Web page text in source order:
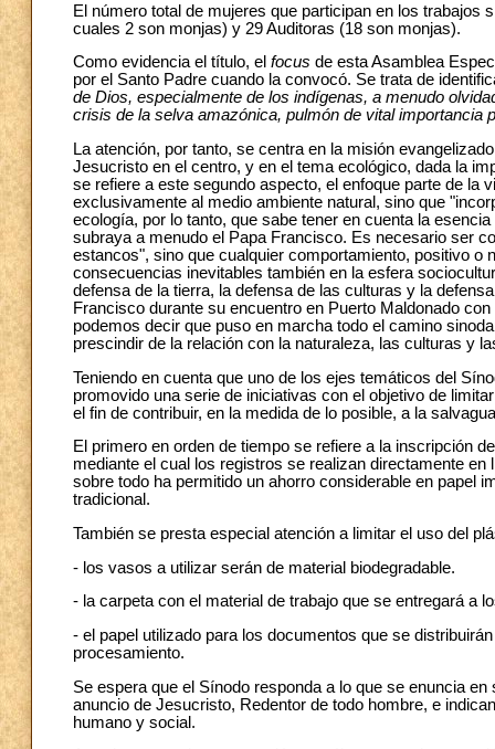
El número total de mujeres que participan en los
cuales 2 son monjas) y 29 Auditoras (18 son monjas).
Como evidencia el título, el focus de esta Asamblea
por el Santo Padre cuando la convocó. Se trata de
de Dios, especialmente de los indígenas, a menudo
crisis de la selva amazónica, pulmón de vital importancia
La atención, por tanto, se centra en la misión
Jesucristo en el centro, y en el tema ecológico, dada la
se refiere a este segundo aspecto, el enfoque parte de la
exclusivamente al medio ambiente natural, sino que
ecología, por lo tanto, que sabe tener en cuenta la
subraya a menudo el Papa Francisco. Es necesario ser
estancos", sino que cualquier comportamiento, positivo o
consecuencias inevitables también en la esfera
defensa de la tierra, la defensa de las culturas y la
Francisco durante su encuentro en Puerto Maldonado
podemos decir que puso en marcha todo el camino
prescindir de la relación con la naturaleza, las culturas y
Teniendo en cuenta que uno de los ejes temáticos del
promovido una serie de iniciativas con el objetivo de
el fin de contribuir, en la medida de lo posible, a la
El primero en orden de tiempo se refiere a la inscripción
mediante el cual los registros se realizan directamente
sobre todo ha permitido un ahorro considerable en papel
tradicional.
También se presta especial atención a limitar el uso del
- los vasos a utilizar serán de material biodegradable.
- la carpeta con el material de trabajo que se entregará a
- el papel utilizado para los documentos que se
procesamiento.
Se espera que el Sínodo responda a lo que se enuncia
anuncio de Jesucristo, Redentor de todo hombre, e
humano y social.